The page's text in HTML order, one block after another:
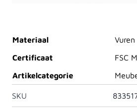
Materiaal
Vuren
Certificaat
FSC
Artikelcategorie
SKU